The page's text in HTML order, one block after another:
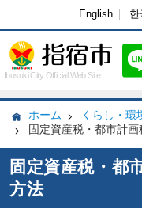
English 한
Ibusuki City Official Web Site
ホーム くらし・環
固定資産税・都市計
固定資産税・都
方法